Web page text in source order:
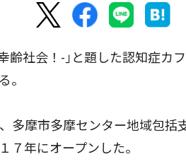
社会！-｣と題した認知症カ
。
多摩市多摩センター地域包括
７年にオープンした。